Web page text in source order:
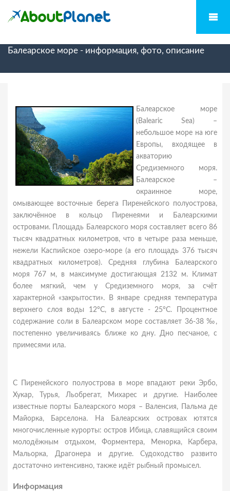
Балеарское море - информация, фото, описание
Балеарское море
(Balearic Sea) –
небольшое море на юге
Европы, входящее в
акваторию
Средиземного моря.
Балеарское –
окраинное море,
омывающее восточные берега Пиренейского полуострова,
заключённое в кольцо Пиренеями и Балеарскими
островами. Площадь Балеарского моря составляет всего 86
тысяч квадратных километров, что в четыре раза меньше,
нежели Каспийское озеро-море (а его площадь 376 тысяч
квадратных километров). Средняя глубина Балеарского
моря 767 м, в максимуме достигающая 2132 м. Климат
более мягкий, чем у Средиземного моря, за счёт
характерной «закрытости». В январе средняя температура
верхнего слоя воды 12°С, в августе - 25°С. Процентное
содержание соли в Балеарском море составляет 36-38 ‰,
постепенно увеличиваясь ближе ко дну. Дно песчаное, с
примесями ила.
С Пиренейского полуострова в море впадают реки Эрбо,
Хукар, Турья, Льобрегат, Михарес и другие. Наиболее
известные порты Балеарского моря – Валенсия, Пальма де
Майорка, Барселона. На Балеарских островах ютятся
многочисленные курорты: остров Ибица, славящийся своим
молодёжным отдыхом, Форментера, Менорка, Карбера,
Мальорка, Драгонера и другие. Судоходство развито
достаточно интенсивно, также идёт рыбный промысел.
Информация